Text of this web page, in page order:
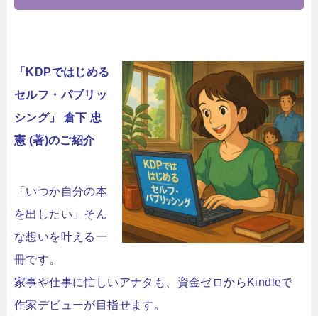
「KDPではじめる
セルフ・パブリッ
シング」 倉下 忠
憲 (著)のご紹介
「いつか自分の本
を出したい」そん
な想いを叶える一
冊です。
家事や仕事に忙しいアナタも、資金ゼロからKindleで
作家デビューが目指せます。